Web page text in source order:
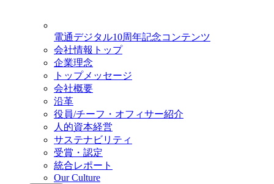
電通デジタル10周年記念コンテンツ
会社情報トップ
企業理念
トップメッセージ
会社概要
沿革
役員/チーフ・オフィサー紹介
人的資本経営
サステナビリティ
受賞・認定
統合レポート
Our Culture